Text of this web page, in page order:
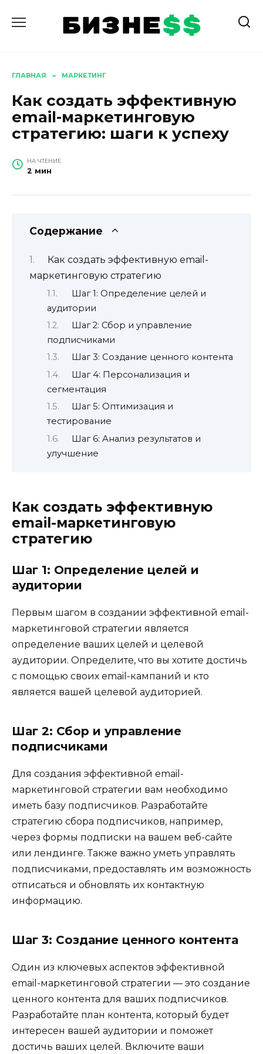
содержанию
ГЛАВНАЯ » МАРКЕТИНГ
Как создать эффективную
email-маркетинговую
стратегию: шаги к успеху
НА ЧТЕНИЕ
2 мин
Содержание
Как создать эффективную email-
маркетинговую стратегию
Шаг 1: Определение целей и
аудитории
Шаг 2: Сбор и управление
подписчиками
Шаг 3: Создание ценного контента
Шаг 4: Персонализация и
сегментация
Шаг 5: Оптимизация и
тестирование
Шаг 6: Анализ результатов и
улучшение
Как создать эффективную
email-маркетинговую
стратегию
Шаг 1: Определение целей и
аудитории
Первым шагом в создании эффективной email-
маркетинговой стратегии является
определение ваших целей и целевой
аудитории. Определите, что вы хотите достичь
с помощью своих email-кампаний и кто
является вашей целевой аудиторией.
Шаг 2: Сбор и управление
подписчиками
Для создания эффективной email-
маркетинговой стратегии вам необходимо
иметь базу подписчиков. Разработайте
стратегию сбора подписчиков, например,
через формы подписки на вашем веб-сайте
или лендинге. Также важно уметь управлять
подписчиками, предоставлять им возможность
отписаться и обновлять их контактную
информацию.
Шаг 3: Создание ценного контента
Один из ключевых аспектов эффективной
email-маркетинговой стратегии — это создание
ценного контента для ваших подписчиков.
Разработайте план контента, который будет
интересен вашей аудитории и поможет
достичь ваших целей. Включите ваши